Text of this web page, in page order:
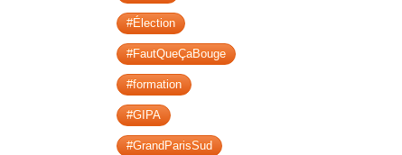
#Élection
#FautQueÇaBouge
#formation
#GIPA
#GrandParisSud